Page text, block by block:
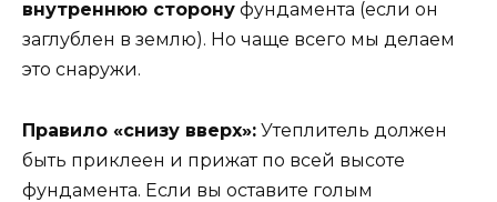
внутреннюю сторону фундамента (если он
заглублен в землю). Но чаще всего мы делаем
это снаружи.
Правило «снизу вверх»: Утеплитель должен
быть приклеен и прижат по всей высоте
фундамента. Если вы оставите голым